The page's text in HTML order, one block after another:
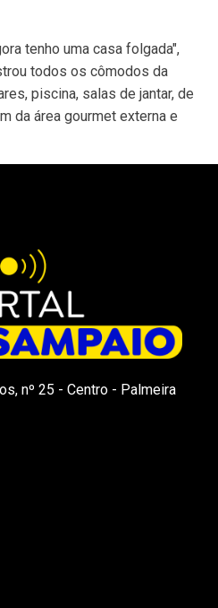
tenho uma casa folgada",
todos os cômodos da
piscina, salas de jantar, de
da área gourmet externa e
nº 25 - Centro - Palmeira